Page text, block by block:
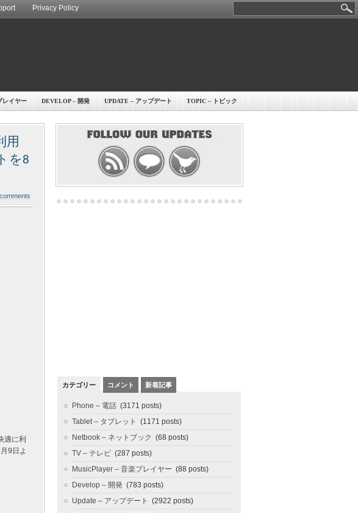
Privacy Policy
レイヤー DEVELOP – 開発 UPDATE – アップデート TOPIC – トピック
用
を8
適に利
9日よ
カテゴリー コメント 新着記事
Phone – 電話 (3171 posts)
Tablet – タブレット
(1171 posts)
Netbook – ネットブック (68 posts)
TV – テレビ (287 posts)
MusicPlayer – 音楽プレイヤー (88 posts)
Develop – 開発 (783 posts)
Update – アップデート
(2922 posts)